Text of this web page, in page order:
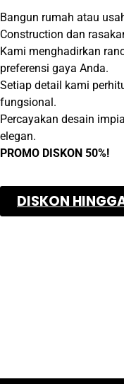
Bangun rumah atau
Construction dan
Kami menghadirkan
preferensi gaya Anda.
Setiap detail kami
fungsional.
Percayakan desain
elegan.
PROMO DISKON 50%!
DISKON